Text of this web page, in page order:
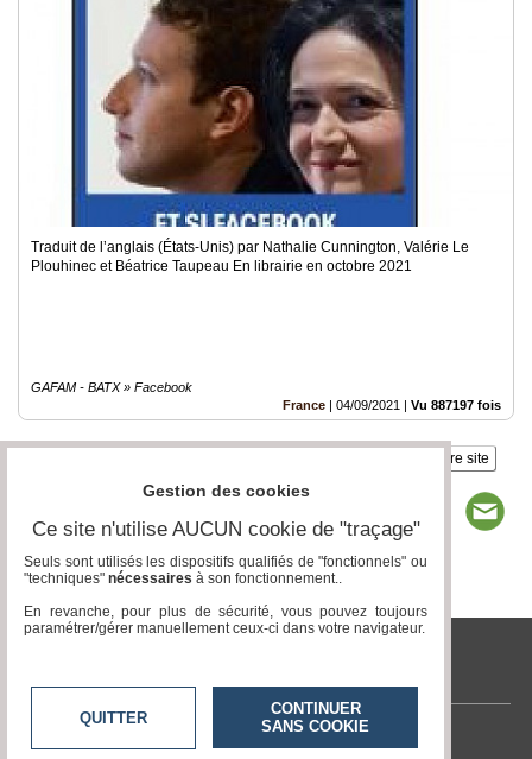
Traduit de l’anglais (États-Unis) par Nathalie Cunnington, Valérie Le
Plouhinec et Béatrice Taupeau En librairie en octobre 2021
GAFAM - BATX » Facebook
France | 04/09/2021 | Vu 887197 fois
Insérez sur votre site
tvlocale.fr
Contactez-nous
Gestion des cookies
Ce site n'utilise AUCUN cookie de "traçage"
Seuls sont utilisés les dispositifs qualifiés de "fonctionnels" ou
"techniques" nécessaires à son fonctionnement..
En revanche, pour plus de sécurité, vous pouvez toujours
paramétrer/gérer manuellement ceux-ci dans votre navigateur.
QUITTER
CONTINUER
SANS COOKIE